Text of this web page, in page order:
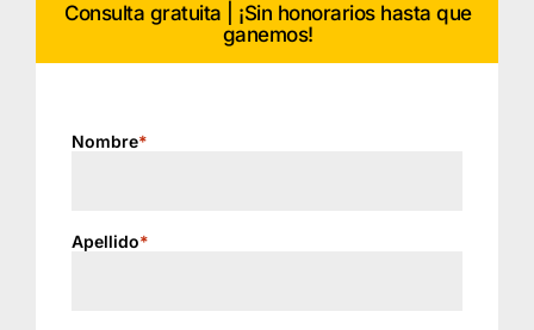
Consulta gratuita | ¡Sin honorarios hasta que
ganemos!
Nombre*
Apellido*